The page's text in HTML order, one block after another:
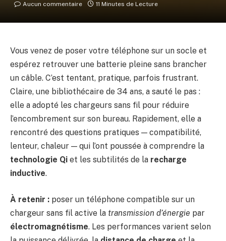
Aucun commentaire 11 Minutes de Lecture
Vous venez de poser votre téléphone sur un socle et
espérez retrouver une batterie pleine sans brancher
un câble. C’est tentant, pratique, parfois frustrant.
Claire, une bibliothécaire de 34 ans, a sauté le pas :
elle a adopté les chargeurs sans fil pour réduire
l’encombrement sur son bureau. Rapidement, elle a
rencontré des questions pratiques — compatibilité,
lenteur, chaleur — qui l’ont poussée à comprendre la
technologie Qi et les subtilités de la recharge
inductive.
À retenir : poser un téléphone compatible sur un
chargeur sans fil active la transmission d’énergie par
électromagnétisme. Les performances varient selon